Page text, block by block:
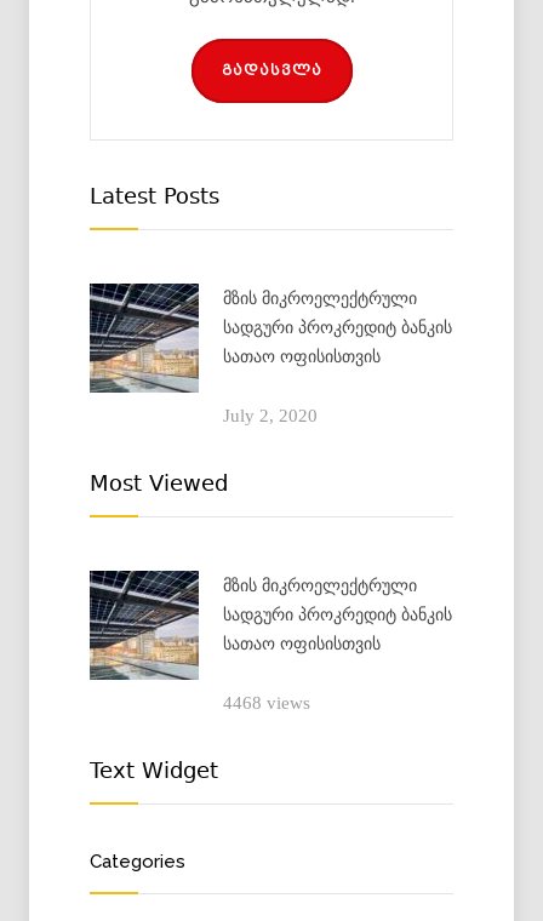
გადასვლა
Latest Posts
მზის მიკროელექტრული
სადგური პროკრედიტ ბანკის
სათაო ოფისისთვის
July 2, 2020
Most Viewed
მზის მიკროელექტრული
სადგური პროკრედიტ ბანკის
სათაო ოფისისთვის
4468 views
Text Widget
Categories